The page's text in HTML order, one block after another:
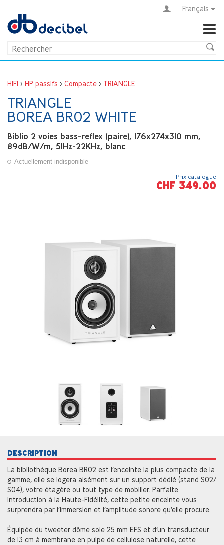
Français
HIFI > HP passifs > Compacte > TRIANGLE
TRIANGLE
BOREA BR02 WHITE
Biblio 2 voies bass-reflex (paire), 176x274x310 mm,
89dB/W/m, 51Hz-22KHz, blanc
Actuellement indisponible
Prix catalogue
CHF 349.00
DESCRIPTION
La bibliothèque Borea BR02 est l’enceinte la plus compacte de la
gamme, elle se logera aisément sur un support dédié (stand S02/
S04), votre étagère ou tout type de mobilier. Parfaite
introduction à la Haute-Fidélité, cette petite enceinte vous
surprendra par l’immersion et l’amplitude sonore qu’elle procure.
Équipée du tweeter dôme soie 25 mm EFS et d’un transducteur
de 13 cm à membrane en pulpe de cellulose naturelle, cette